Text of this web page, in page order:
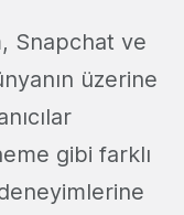
Snapchat ve
üzerine
gibi farklı